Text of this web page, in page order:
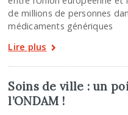
de millions de personnes
médicaments génériques
Lire plus
Soins de ville : un
l’ONDAM !